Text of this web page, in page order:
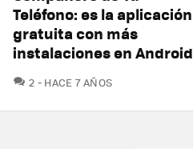
Teléfono: es la aplicación
gratuita con más
instalaciones en Android
2 COMENTARIOS
HACE 7 AÑOS